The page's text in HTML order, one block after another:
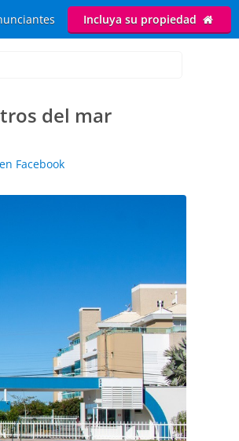
Incluya su propiedad
del mar
Facebook